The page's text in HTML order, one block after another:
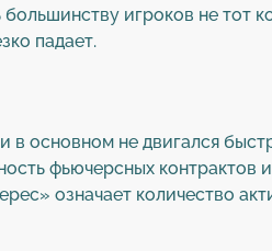
игроков не тот
падает.
в основном не двигался
фьючерсных контрактов
означает количество